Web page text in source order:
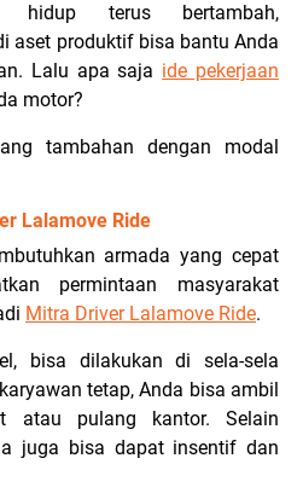
terus bertambah,
aset produktif bisa bantu Anda
Lalu apa saja ide pekerjaan
motor?
tambahan dengan modal
Lalamove Ride
armada yang cepat
permintaan masyarakat
Mitra Driver Lalamove Ride.
bisa dilakukan di sela-sela
tetap, Anda bisa ambil
atau pulang kantor. Selain
juga bisa dapat insentif dan